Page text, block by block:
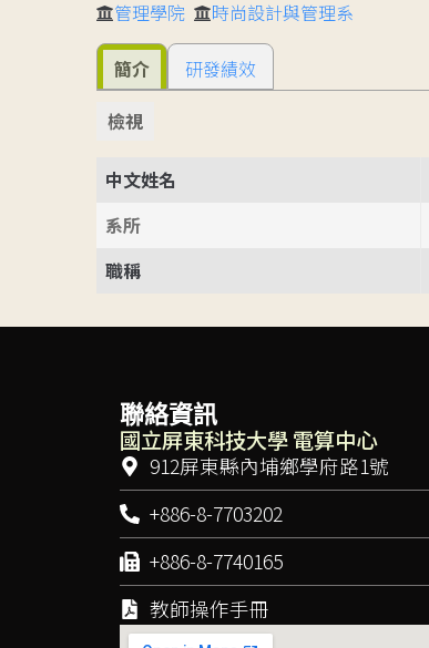
管理學院 時尚設計與管理系
簡介
研發績效
檢視
中文姓名
系所
職稱
聯絡資訊
國立屏東科技大學 電算中心
912屏東縣內埔鄉學府路1號
+886-8-7703202
+886-8-7740165
教師操作手冊